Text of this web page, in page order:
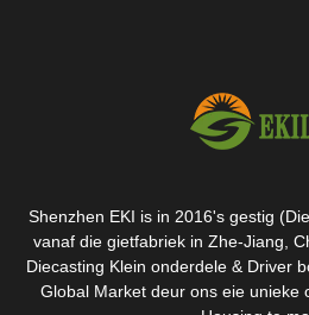
Shenzhen EKI is in 2016's gestig
vanaf die gietfabriek in Zhe-Jiang,
Diecasting Klein onderdele & Driver
Global Market deur ons eie unieke